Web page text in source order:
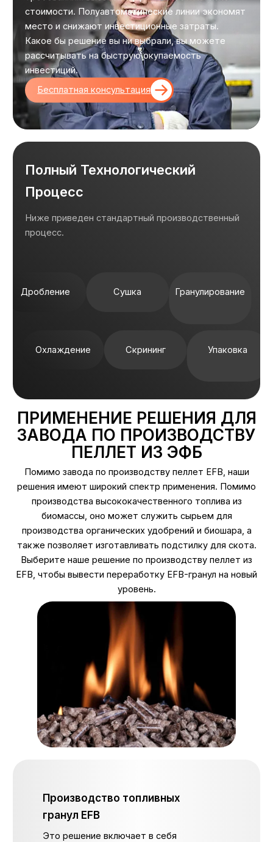
стоимости. Полуавтоматические линии экономят
место и снижают инвестиционные затраты.
Какое бы решение вы ни выбрали, вы можете
рассчитывать на быструю окупаемость
инвестиций.
Бесплатная консультация
Полный Технологический
Процесс
Ниже приведен стандартный производственный
процесс.
Дробление Сушка Гранулирование
Охлаждение Скрининг Упаковка
ПРИМЕНЕНИЕ РЕШЕНИЯ ДЛЯ
ЗАВОДА ПО ПРОИЗВОДСТВУ
ПЕЛЛЕТ ИЗ ЭФБ
Помимо завода по производству пеллет EFB, наши
решения имеют широкий спектр применения. Помимо
производства высококачественного топлива из
биомассы, оно может служить сырьем для
производства органических удобрений и биошара, а
также позволяет изготавливать подстилку для скота.
Выберите наше решение по производству пеллет из
EFB, чтобы вывести переработку EFB-гранул на новый
уровень.
Производство топливных
гранул EFB
Это решение включает в себя